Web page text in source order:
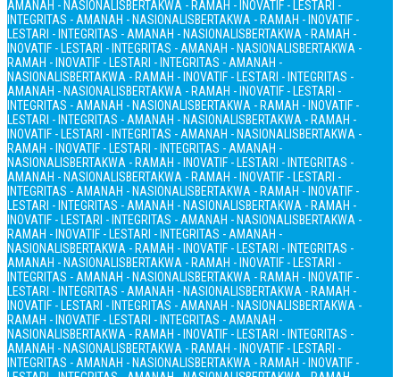
AMANAH - NASIONALISBERTAKWA - RAMAH - INOVATIF - LESTARI -
INTEGRITAS - AMANAH - NASIONALISBERTAKWA - RAMAH - INOVATIF -
LESTARI - INTEGRITAS - AMANAH - NASIONALISBERTAKWA - RAMAH -
INOVATIF - LESTARI - INTEGRITAS - AMANAH - NASIONALISBERTAKWA -
RAMAH - INOVATIF - LESTARI - INTEGRITAS - AMANAH -
NASIONALISBERTAKWA - RAMAH - INOVATIF - LESTARI - INTEGRITAS -
AMANAH - NASIONALISBERTAKWA - RAMAH - INOVATIF - LESTARI -
INTEGRITAS - AMANAH - NASIONALISBERTAKWA - RAMAH - INOVATIF -
LESTARI - INTEGRITAS - AMANAH - NASIONALISBERTAKWA - RAMAH -
INOVATIF - LESTARI - INTEGRITAS - AMANAH - NASIONALISBERTAKWA -
RAMAH - INOVATIF - LESTARI - INTEGRITAS - AMANAH -
NASIONALISBERTAKWA - RAMAH - INOVATIF - LESTARI - INTEGRITAS -
AMANAH - NASIONALISBERTAKWA - RAMAH - INOVATIF - LESTARI -
INTEGRITAS - AMANAH - NASIONALISBERTAKWA - RAMAH - INOVATIF -
LESTARI - INTEGRITAS - AMANAH - NASIONALISBERTAKWA - RAMAH -
INOVATIF - LESTARI - INTEGRITAS - AMANAH - NASIONALISBERTAKWA -
RAMAH - INOVATIF - LESTARI - INTEGRITAS - AMANAH -
NASIONALISBERTAKWA - RAMAH - INOVATIF - LESTARI - INTEGRITAS -
AMANAH - NASIONALISBERTAKWA - RAMAH - INOVATIF - LESTARI -
INTEGRITAS - AMANAH - NASIONALISBERTAKWA - RAMAH - INOVATIF -
LESTARI - INTEGRITAS - AMANAH - NASIONALISBERTAKWA - RAMAH -
INOVATIF - LESTARI - INTEGRITAS - AMANAH - NASIONALISBERTAKWA -
RAMAH - INOVATIF - LESTARI - INTEGRITAS - AMANAH -
NASIONALISBERTAKWA - RAMAH - INOVATIF - LESTARI - INTEGRITAS -
AMANAH - NASIONALISBERTAKWA - RAMAH - INOVATIF - LESTARI -
INTEGRITAS - AMANAH - NASIONALISBERTAKWA - RAMAH - INOVATIF -